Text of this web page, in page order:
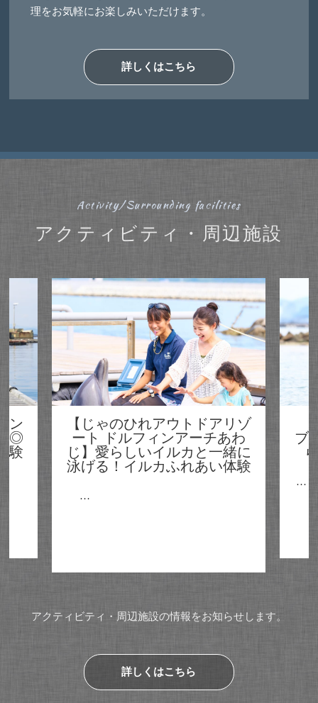
理をお気軽にお楽しみいただけます。
詳しくはこちら
Activity/Surrounding facilities
アクティビティ・周辺施設
ゾ
わ
に
【淡路じゃのひれ乗馬クラ
ブ】淡路島の海を満喫しなが
ら楽しむ乗馬×海泳ぎ体験
ー
アクティビティ・周辺施設の情報をお知らせします。
詳しくはこちら